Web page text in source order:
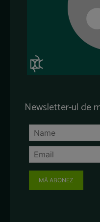
Newsletter-ul de
MĂ ABONEZ